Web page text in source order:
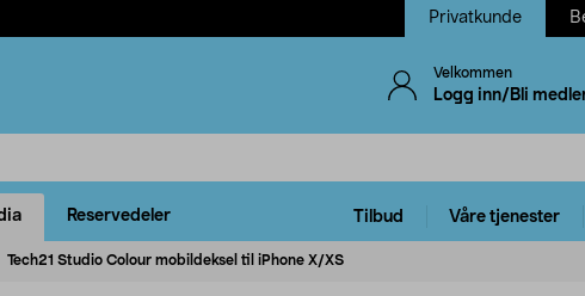
Privatkunde
Velkommen
Logg inn/Bli
Reservedeler Tilbud Våre tjenester
Tech21 Studio Colour mobildeksel til iPhone X/XS